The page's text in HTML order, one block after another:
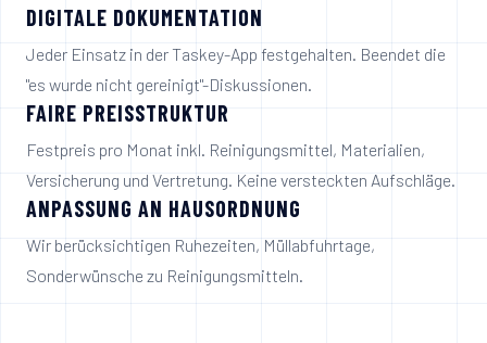
DIGITALE DOKUMENTATION
Jeder Einsatz in der Taskey-App festgehalten. Beendet die
"es wurde nicht gereinigt"-Diskussionen.
FAIRE PREISSTRUKTUR
Festpreis pro Monat inkl. Reinigungsmittel, Materialien,
Versicherung und Vertretung. Keine versteckten Aufschläge.
ANPASSUNG AN HAUSORDNUNG
Wir berücksichtigen Ruhezeiten, Müllabfuhrtage,
Sonderwünsche zu Reinigungsmitteln.